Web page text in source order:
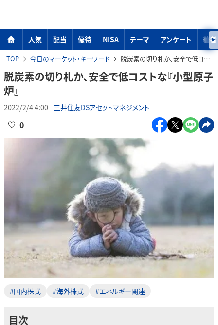
人気 配当 優待 NISA テーマ アンケート 著者
TOP 今日のマーケット・キーワード 脱炭素の切り札か、安全で低コストな『小型原子炉』
脱炭素の切り札か、安全で低コストな『小型原子
炉』
2022/2/4 4:00 三井住友DSアセットマネジメント
0
#国内株式 #海外株式 #エネルギー関連
目次